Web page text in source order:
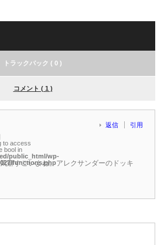
トラックバック ( 0 )
コメント ( 1 )
to access
bool in
public_html/wp-
functions.php
返信 引用
癖すごいよね。アレクサンダーのドッキ